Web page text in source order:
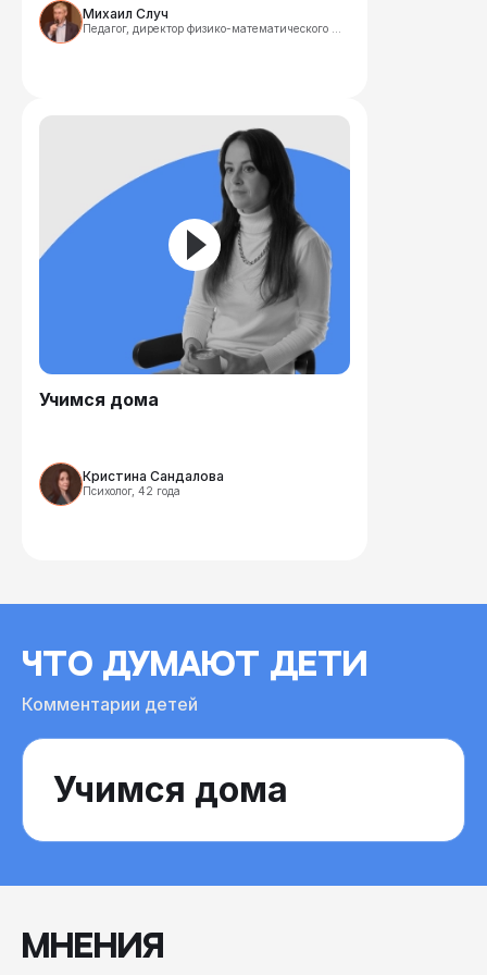
Михаил Случ
Педагог, директор физико-математического
Учимся дома
Кристина Сандалова
Психолог, 42 года
ЧТО ДУМАЮТ ДЕТИ
Комментарии детей
Учимся дома
МНЕНИЯ